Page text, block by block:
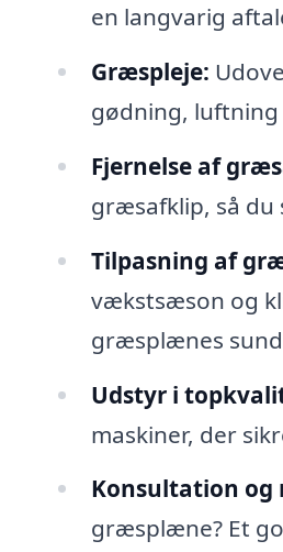
en langvarig
Græspleje:
gødning,
Fjernelse af
græsafklip, så du
Tilpasning af
vækstsæson og
græsplænes
Udstyr i
maskiner, der
Konsultation og
græsplæne? Et